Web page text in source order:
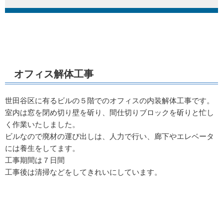
オフィス解体工事
世田谷区に有るビルの５階でのオフィスの内装解体工事です。
室内は窓を閉め切り壁を斫り、間仕切りブロックを斫りと忙し
く作業いたしました。
ビルなので廃材の運び出しは、人力で行い、廊下やエレベータ
には養生をしてます。
工事期間は７日間
工事後は清掃などをしてきれいにしています。